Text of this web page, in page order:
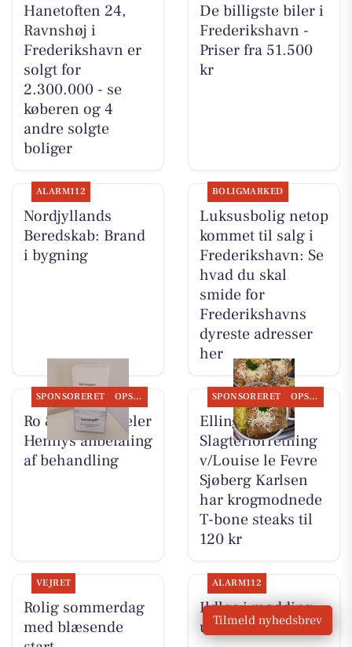
Hanetoften 24,
Ravnshøj i
Frederikshavn er
solgt for
2.300.000 - se
køberen og 4
andre solgte
boliger
De billigste biler i
Frederikshavn -
Priser fra 51.500
kr
ALARM112
Nordjyllands
Beredskab: Brand
i bygning
BOLIGMARKED
Luksusbolig netop
kommet til salg i
Frederikshavn: Se
hvad du skal
smide for
Frederikshavns
dyreste adresser
her
SPONSORERET OPSLAGSTAVLEN
Ro & velvære deler
Hennys anbefaling
af behandling
SPONSORERET OPSLAGSTAVLEN
Elling
Slagterforretning
v/Louise le Fevre
Sjøberg Karlsen
har krogmodnede
T-bone steaks til
120 kr
VEJRET
Rolig sommerdag
med blæsende
ALARM112
Ildløs i mødding
under kontrol
Tilmeld nyhedsbrev